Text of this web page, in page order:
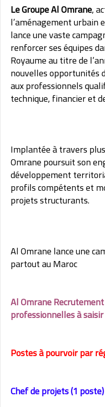
Le Groupe Al Omrane,
l’aménagement urbain
lance une vaste
renforcer ses équipes
Royaume au titre de
nouvelles opportunités
aux professionnels
technique, financier et
Implantée à travers
Omrane poursuit son
développement
profils compétents et
projets structurants.
Al Omrane lance une
partout au Maroc
Al Omrane
professionnelles à
Postes à pourvoir par
Chef de projets (1